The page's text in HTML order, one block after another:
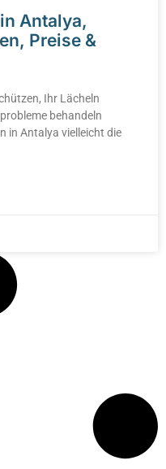
Antalya,
Preise &
Ihr Lächeln
behandeln
in Antalya vielleicht die